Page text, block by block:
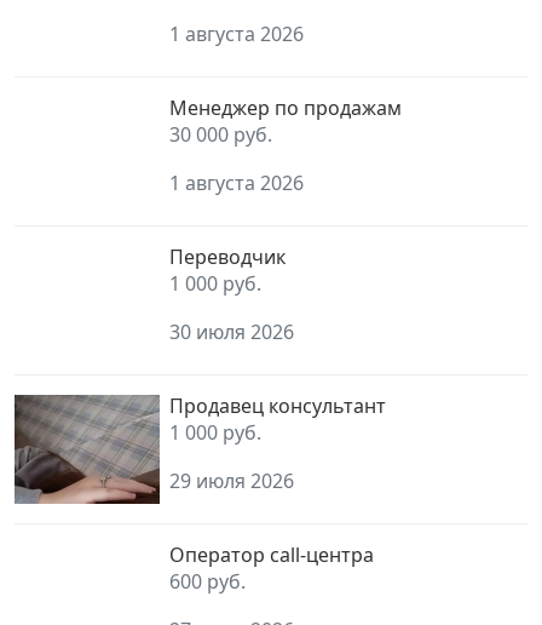
1 августа 2026
Менеджер по продажам
30 000 руб.
1 августа 2026
Переводчик
1 000 руб.
30 июля 2026
Продавец консультант
1 000 руб.
29 июля 2026
Оператор call-центра
600 руб.